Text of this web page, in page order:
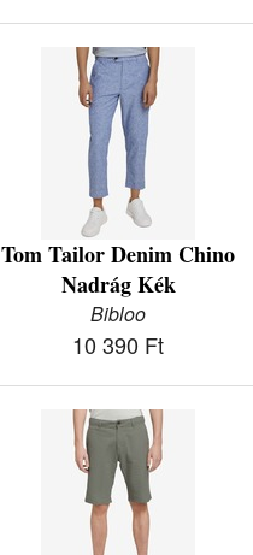
Tom Tailor Denim Chino
Nadrág Kék
Bibloo
10 390 Ft